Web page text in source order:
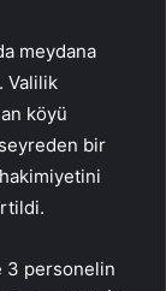
meydana
Valilik
köyü
bir
3 personelin